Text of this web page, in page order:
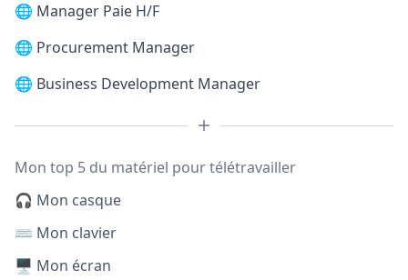
🌐 Manager Paie H/F
🌐 Procurement Manager
🌐 Business Development Manager
Mon top 5 du matériel pour télétravailler
🎧 Mon casque
⌨️ Mon clavier
🖥️ Mon écran